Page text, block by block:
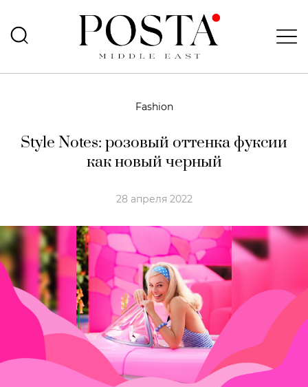
Fashion
Style Notes: розовый оттенка фуксии
как новый черный
28 апреля 2022